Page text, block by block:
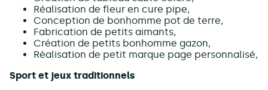
Réalisation de fleur en cure pipe,
Conception de bonhomme pot de terre,
Fabrication de petits aimants,
Création de petits bonhomme gazon,
Réalisation de petit marque page personnalisé,
Sport et jeux traditionnels